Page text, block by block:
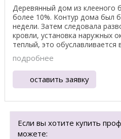
Деревянный дом из клееного
более 10%. Контур дома был
недели. Затем следовала
кровли, установка наружных
теплый, это обуславливается
подробнее
оставить заявку
Если вы хотите купить
можете: